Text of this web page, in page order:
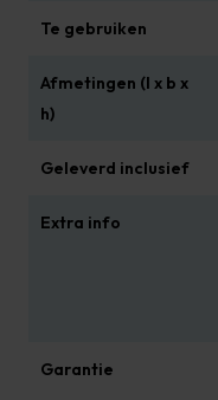
Te gebruiken
Afmetingen (l x b x
h)
Geleverd inclusief
Extra info
Garantie